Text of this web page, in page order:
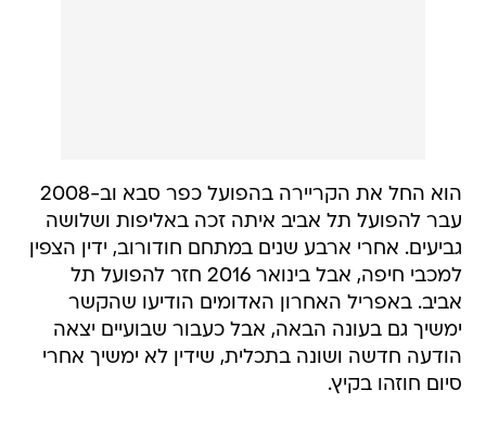
הוא החל את הקריירה בהפועל כפר סבא וב-2008
עבר להפועל תל אביב איתה זכה באליפות ושלושה
גביעים. אחרי ארבע שנים במתחם חודורוב, ידין הצפין
למכבי חיפה, אבל בינואר 2016 חזר להפועל תל
אביב. באפריל האחרון האדומים הודיעו שהקשר
ימשיך גם בעונה הבאה, אבל כעבור שבועיים יצאה
הודעה חדשה ושונה בתכלית, שידין לא ימשיך אחרי
סיום חוזהו בקיץ.